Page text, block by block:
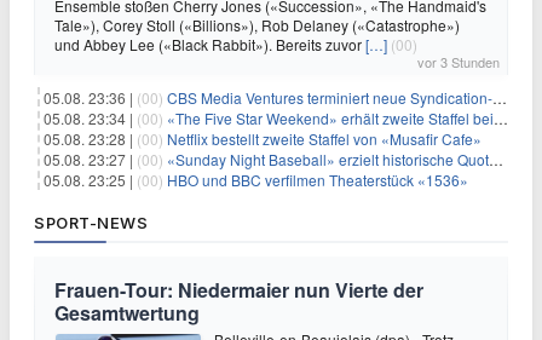
Ensemble stoßen Cherry Jones («Succession», «The Handmaid's
Tale»), Corey Stoll («Billions»), Rob Delaney («Catastrophe»)
und Abbey Lee («Black Rabbit»). Bereits zuvor[…] (00)
vor 3 Stunden
05.08. 23:36 | (00) CBS Media Ventures terminiert neue Syndication-Formate
05.08. 23:34 | (00) «The Five Star Weekend» erhält zweite Staffel bei Peacock
05.08. 23:28 | (00) Netflix bestellt zweite Staffel von «Musafir Cafe»
05.08. 23:27 | (00) «Sunday Night Baseball» erzielt historische Quotenserie für NBC
05.08. 23:25 | (00) HBO und BBC verfilmen Theaterstück «1536»
SPORT-NEWS
Frauen-Tour: Niedermaier nun Vierte der
Gesamtwertung